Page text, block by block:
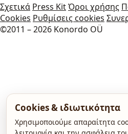
Σχετικά Press KitΌροι χρήσης
Cookies Ρυθμίσεις cookies
©2011 – 2026 Konordo OÜ
Cookies & ιδιωτικότητα
Χρησιμοποιούμε απαραίτητα